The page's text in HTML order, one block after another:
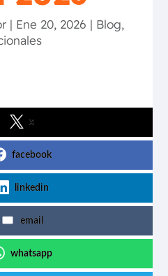
| Ene 20, 2026 | Blog,
x
facebook
linkedin
email
whatsapp